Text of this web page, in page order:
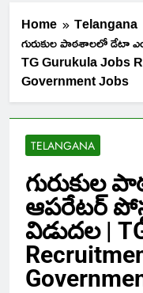
Home
Telangana
గురుకుల పాఠశాలలో డేటా
TG Gurukula Jobs
Government Jobs
TELANGANA
గురుకుల
ఆపరేటర్
విడుదల |